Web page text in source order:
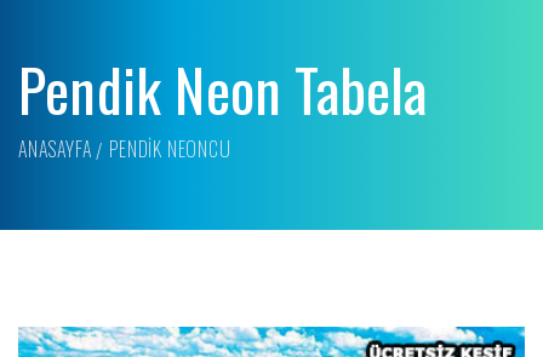
Pendik Neon Tabela
ANASAYFA PENDIK NEONCU